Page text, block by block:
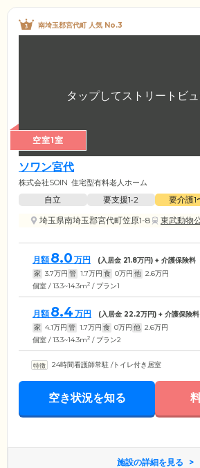
南埼玉郡宮代町 人気 No.3
空室1室
ソワン宮代
株式会社SOIN 住宅型有料老人ホーム
自立 要支援1•2 要介護1
埼玉県南埼玉郡宮代町笠原1-8
東武動物
月額 8.0 万円 (入居金 21.8万円) + 介護保険料
家 3.7万円 管 1.7万円 食 0万円 他 2.6万円
個室 / 13.3~14.3m2 / プラン1
月額 8.4 万円 (入居金 22.2万円) + 介護保険料
家 4.1万円 管 1.7万円 食 0万円 他 2.6万円
個室 / 13.3~14.3m2 / プラン2
24時間看護師常駐 /トイレ付き居室
空き状況を知る
施設の詳細を見る